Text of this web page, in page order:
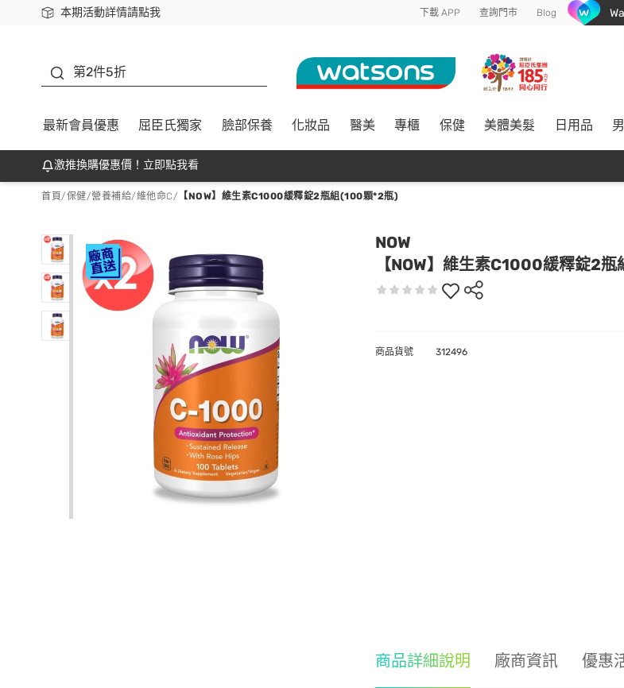
本期活動詳情請點我
下載app最高回饋$350 下載 APP 查詢門市 Blog
第2件5折
最新會員優惠 屈臣氏獨家 臉部保養 化妝品 醫美 專櫃 保健 美體美髮 日用品
激推換購優惠價！立即點我看
首頁/保健/營養補給/維他命C/ 【NOW】維生素C1000緩釋錠2瓶組(100顆*2瓶)
NOW
【NOW】維生素C1000緩釋錠2
商品貨號 312496
商品詳細說明 廠商資訊 優惠